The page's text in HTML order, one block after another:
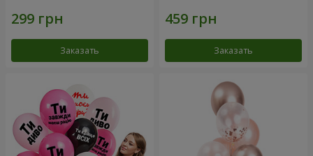
Заказать Заказать